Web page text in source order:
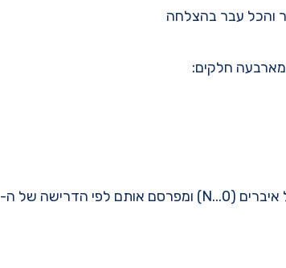
והכל עבר בהצלחה
ה-Publisher הוא ספק של מספר לא מוגבל של איברים (0...N) ומפרסם אותם לפי הדרישה של ה-